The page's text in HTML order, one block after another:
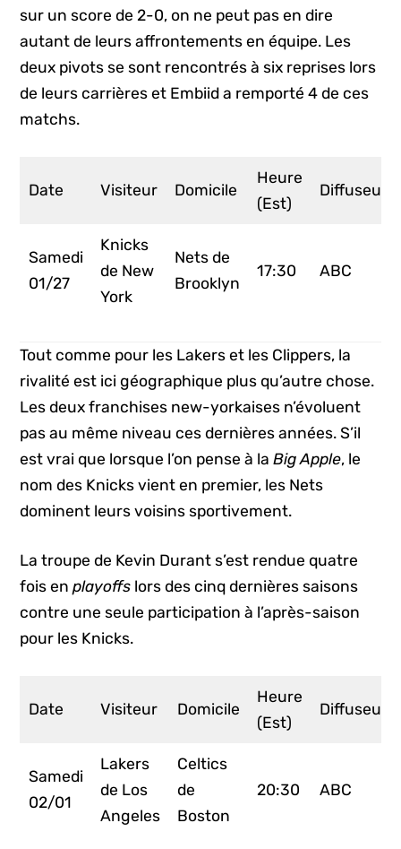
sur un score de 2-0, on ne peut pas en dire
autant de leurs affrontements en équipe. Les
deux pivots se sont rencontrés à six reprises lors
de leurs carrières et Embiid a remporté 4 de ces
matchs.
Date Visiteur Domicile
Heure
(Est)
Diffuseur
Samedi
01/27
Knicks
de New
York
Nets de
Brooklyn
17:30 ABC
Tout comme pour les Lakers et les Clippers, la
rivalité est ici géographique plus qu’autre chose.
Les deux franchises new-yorkaises n’évoluent
pas au même niveau ces dernières années. S’il
est vrai que lorsque l’on pense à laBig Apple, le
nom des Knicks vient en premier, les Nets
dominent leurs voisins sportivement.
La troupe de Kevin Durant s’est rendue quatre
fois enplayoffs lors des cinq dernières saisons
contre une seule participation à l’après-saison
pour les Knicks.
Date Visiteur Domicile
Heure
(Est)
Diffuseur
Samedi
02/01
Lakers
de Los
Angeles
Celtics
de
Boston
20:30 ABC